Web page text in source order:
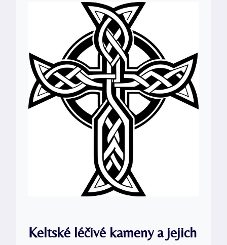
Keltské léčivé kameny a jejich